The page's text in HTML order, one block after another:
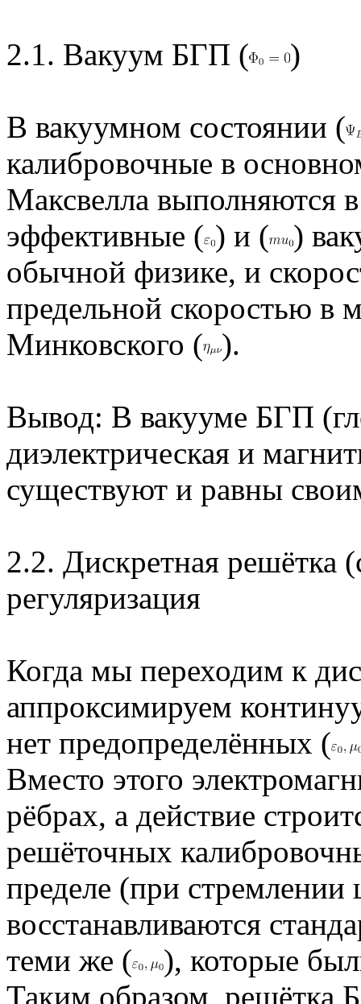
2.1. Вакуум БГП ( )
В вакуумном состоянии (
калибровочные в
Максвелла выполняются
эффективные ( ) и (
)
обычной физике, и
предельной скоростью в
Минковского ( ).
Вывод: В вакууме БГП
диэлектрическая и
существуют и равны
2.2. Дискретная решётка
регуляризация
Когда мы переходим к
аппроксимируем
нет предопределённых (
Вместо этого
рёбрах, а действие
решёточных
пределе (при
восстанавливаются
теми же (
), которые
Таким образом, решётка